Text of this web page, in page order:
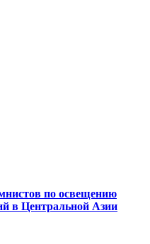
по освещению
в Центральной Азии